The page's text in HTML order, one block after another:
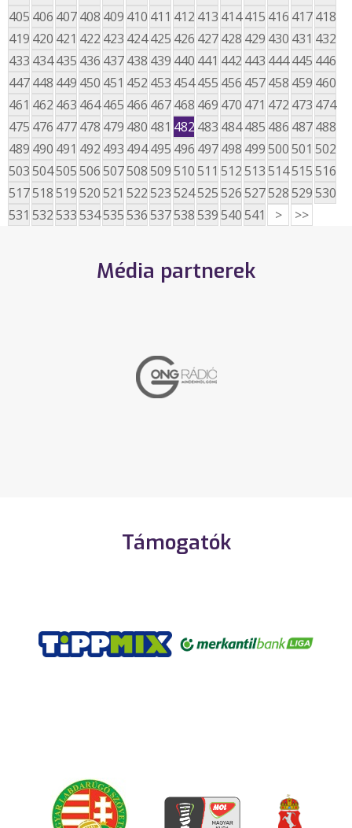
405 406 407408 409 410 411 412 413 414415 416 417418
419 420 421 422 423 424425 426 427428 429 430 431 432
433 434435 436 437438 439 440 441 442 443 444445 446
447448 449 450 451 452 453 454455 456 457458 459 460
461 462 463 464465 466 467468 469 470 471 472 473 474
475 476 477478 479 480 481 482 483 484485 486 487488
489 490 491 492 493 494495 496 497498 499500501 502
503504505506507508509510511 512513514515516
517518519520521 522523524525526527528529530
531 532533534535536537538539540541 > >>
Média partnerek
Támogatók